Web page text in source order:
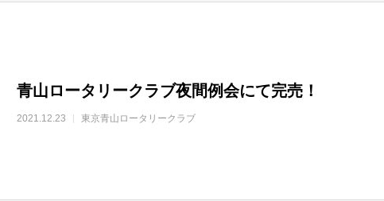
青山ロータリークラブ夜間例会にて完売！
2021.12.23 東京青山ロータリークラブ